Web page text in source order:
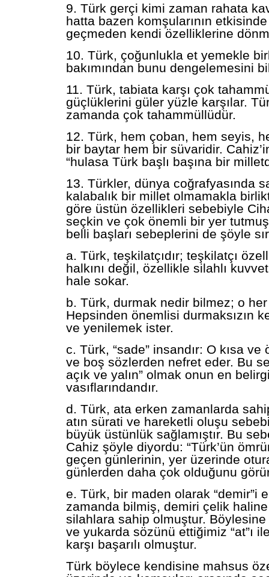
9. Türk gerçi kimi zaman rahata
hatta bazen komşularının
geçmeden kendi özelliklerine
10. Türk, çoğunlukla et yemekle
bakımından bunu dengelemesini
11. Türk, tabiata karşı çok
güçlüklerini güler yüzle karşılar.
zamanda çok tahammüllüdür.
12. Türk, hem çoban, hem seyis,
bir baytar hem bir süvaridir.
“hulasa Türk başlı başına bir
13. Türkler, dünya coğrafyasında
kalabalık bir millet olmamakla
göre üstün özellikleri sebebiyle
seçkin ve çok önemli bir yer
belli başları sebeplerini de şöyle
a. Türk, teşkilatçıdır; teşkilatçı
halkını değil, özellikle silahlı
hale sokar.
b. Türk, durmak nedir bilmez; o her
Hepsinden önemlisi durmaksızın
ve yenilemek ister.
c. Türk, “sade” insandır: O kısa
ve boş sözlerden nefret eder. Bu
açık ve yalın” olmak onun en
vasıflarındandır.
d. Türk, ata erken zamanlarda
atın sürati ve hareketli oluşu
büyük üstünlük sağlamıştır. Bu
Cahiz şöyle diyordu: “Türk’ün
geçen günlerinin, yer üzerinde
günlerden daha çok olduğunu
e. Türk, bir maden olarak “demir”i
zamanda bilmiş, demiri çelik
silahlara sahip olmuştur. Böylesine
ve yukarda sözünü ettiğimiz “at”ı
karşı başarılı olmuştur.
Türk böylece kendisine mahsus